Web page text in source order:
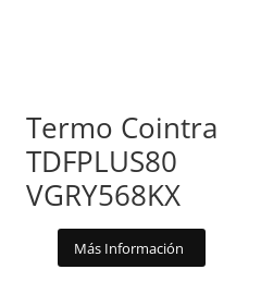
Termo Cointra
TDFPLUS80
VGRY568KX
Más Información